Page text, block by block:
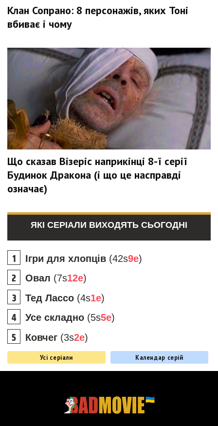
Клан Сопрано: 8 персонажів, яких Тоні
вбиває і чому
Що сказав Візеріс наприкінці 8-ї серії
Будинок Дракона (і що це насправді
означає)
ЯКІ СЕРІАЛИ ВИХОДЯТЬ СЬОГОДНІ
Ігри для хлопців (42s9e)
Овал (7s12e)
Тед Лассо (4s1e)
Усе складно (5s5e)
Ковчег (3s2e)
Усі серіали Календар серій